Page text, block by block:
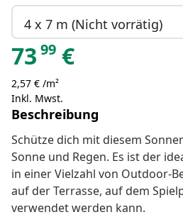
4 x 7 m (Nicht vorrätig)
73 99 €
2,57 € /m²
Inkl. Mwst.
Beschreibung
Schütze dich mit diesem
Sonne und Regen. Es ist der
in einer Vielzahl von Outdoor-
auf der Terrasse, auf dem
verwendet werden kann.